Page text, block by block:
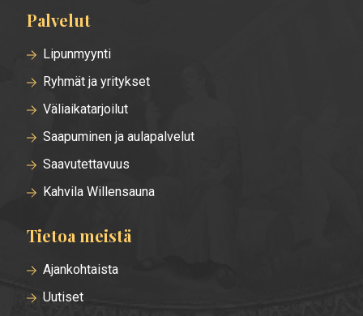
Palvelut
Lipunmyynti
Ryhmät ja yritykset
Väliaikatarjoilut
Saapuminen ja aulapalvelut
Saavutettavuus
Kahvila Willensauna
Tietoa meistä
Ajankohtaista
Uutiset